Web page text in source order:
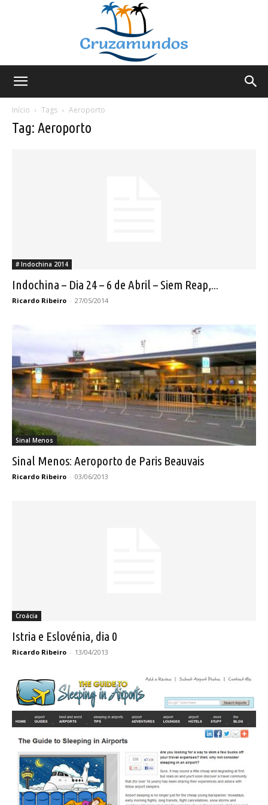
Início
Tags Aeroporto
Tag: Aeroporto
# Indochina 2014
Indochina – Dia 24 – 6 de Abril – Siem Reap,...
Ricardo Ribeiro - 27/05/2014
Sinal Menos
Sinal Menos: Aeroporto de Paris Beauvais
Ricardo Ribeiro - 03/06/2013
Croácia
Istria e Eslovénia, dia 0
Ricardo Ribeiro - 13/04/2013